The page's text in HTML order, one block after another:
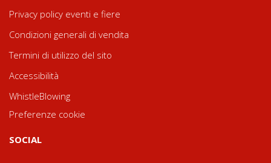
Privacy policy eventi e fiere
Condizioni generali di vendita
Termini di utilizzo del sito
Accessibilità
WhistleBlowing
Preferenze cookie
SOCIAL